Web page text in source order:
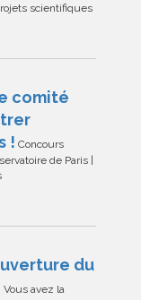
scientifiques
comité
! Concours
de Paris |
du
Vous avez la